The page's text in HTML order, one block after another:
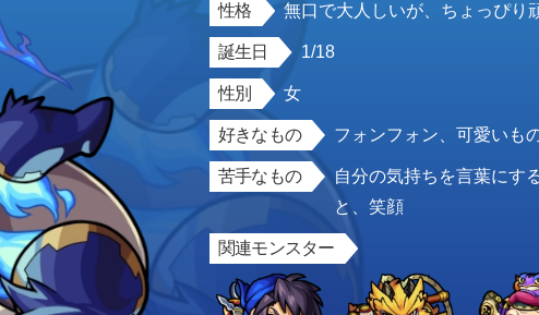
性格 無口で大人しいが、ちょっぴり
誕生日 1/18
性別 女
好きなもの フォンフォン、可愛いも
苦手なもの
自分の気持ちを言葉にす
と、笑顔
関連モンスター